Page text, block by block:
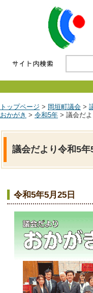
トップページ > 岡垣町議会 >
おかがき > 令和5年 > 議会だ
議会だより令和5
令和5年5月25日